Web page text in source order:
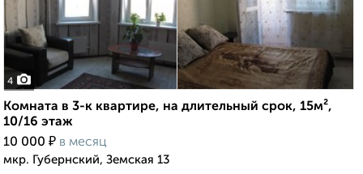
4
Комната в 3-к квартире, на длительный срок, 15м²,
10/16 этаж
10 000 ₽ в месяц
мкр. Губернский, Земская 13